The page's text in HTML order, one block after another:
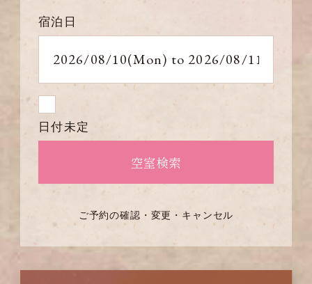
宿泊日
日付未定
ご予約の確認・変更・キャンセル